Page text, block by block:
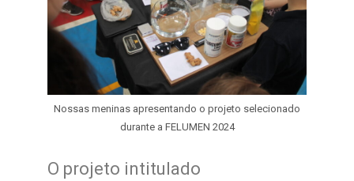
Nossas meninas apresentando o projeto selecionado
durante a FELUMEN 2024
O projeto intitulado